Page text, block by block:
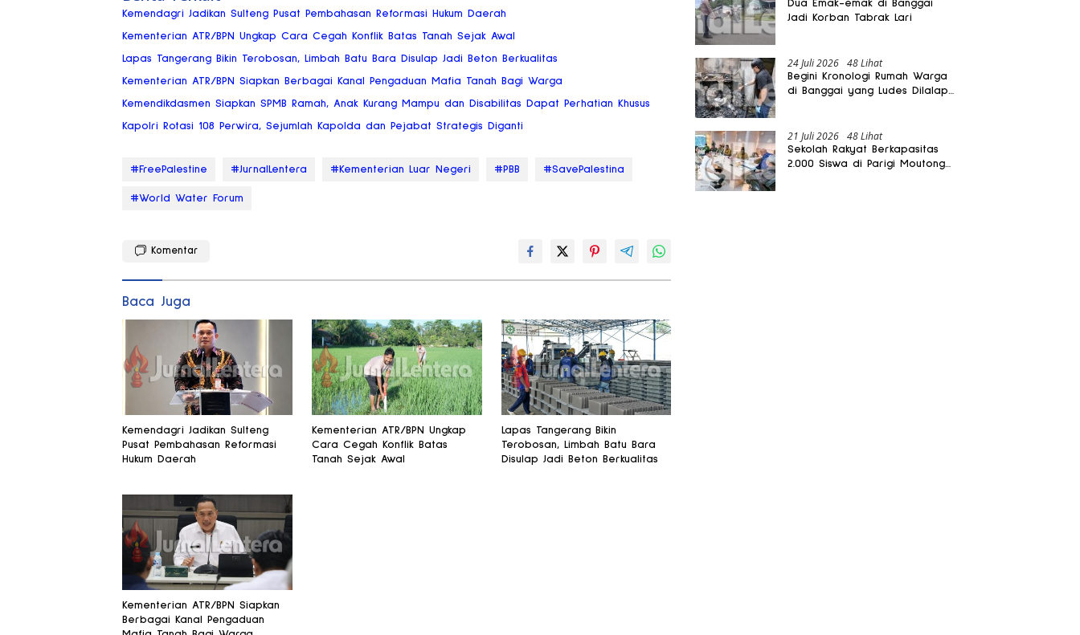
Kemendagri Jadikan Sulteng Pusat Pembahasan Reformasi Hukum Daerah
Kementerian ATR/BPN Ungkap Cara Cegah Konflik Batas Tanah Sejak Awal
Lapas Tangerang Bikin Terobosan, Limbah Batu Bara Disulap Jadi Beton Berkualitas
Kementerian ATR/BPN Siapkan Berbagai Kanal Pengaduan Mafia Tanah Bagi Warga
Kemendikdasmen Siapkan SPMB Ramah, Anak Kurang Mampu dan Disabilitas Dapat Perhatian Khusus
Kapolri Rotasi 108 Perwira, Sejumlah Kapolda dan Pejabat Strategis Diganti
#FreePalestine #JurnalLentera #Kementerian Luar Negeri #PBB #SavePalestina
#World Water Forum
Komentar
Baca Juga
Kemendagri Jadikan Sulteng
Pusat Pembahasan Reformasi
Hukum Daerah
Kementerian ATR/BPN Ungkap
Cara Cegah Konflik Batas
Tanah Sejak Awal
Lapas Tangerang Bikin
Terobosan, Limbah Batu Bara
Disulap Jadi Beton Berkualitas
Kementerian ATR/BPN Siapkan
Berbagai Kanal Pengaduan
Dua Emak-emak di Banggai
Jadi Korban Tabrak Lari
24 Juli 2026 48 Lihat
Begini Kronologi Rumah Warga
di Banggai yang Ludes Dilalap
21 Juli 2026 48 Lihat
Sekolah Rakyat Berkapasitas
2.000 Siswa di Parigi Moutong